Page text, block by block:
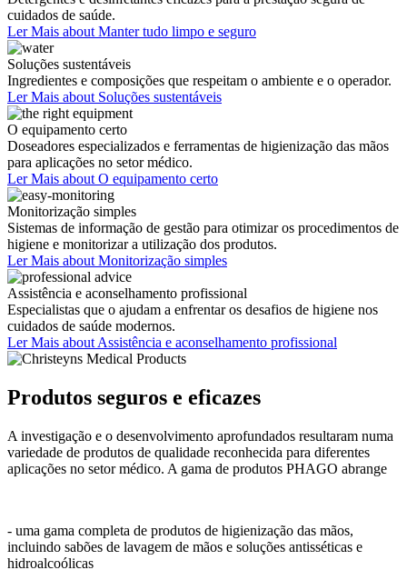
cuidados de saúde.
Ler Mais about Manter tudo limpo e seguro
Soluções sustentáveis
Ingredientes e composições que respeitam o ambiente e o operador.
Ler Mais about Soluções sustentáveis
O equipamento certo
Doseadores especializados e ferramentas de higienização das mãos
para aplicações no setor médico.
Ler Mais about O equipamento certo
Monitorização simples
Sistemas de informação de gestão para otimizar os procedimentos de
higiene e monitorizar a utilização dos produtos.
Ler Mais about Monitorização simples
Assistência e aconselhamento profissional
Especialistas que o ajudam a enfrentar os desafios de higiene nos
cuidados de saúde modernos.
Ler Mais about Assistência e aconselhamento profissional
Produtos seguros e eficazes
A investigação e o desenvolvimento aprofundados resultaram numa
variedade de produtos de qualidade reconhecida para diferentes
aplicações no setor médico. A gama de produtos PHAGO abrange
- uma gama completa de produtos de higienização das mãos,
incluindo sabões de lavagem de mãos e soluções antisséticas e
hidroalcoólicas